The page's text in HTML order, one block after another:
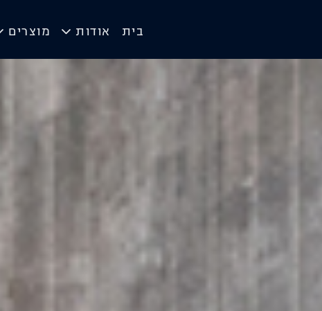
בית אודות מוצרים